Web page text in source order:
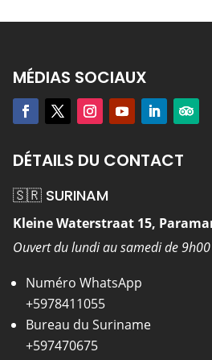
MÉDIAS SOCIAUX
DÉTAILS DU CONTACT
🇸🇷 SURINAM
Kleine Waterstraat 15,
Ouvert du lundi au samedi de
Numéro WhatsApp
+5978411055
Bureau du Suriname
+597470675